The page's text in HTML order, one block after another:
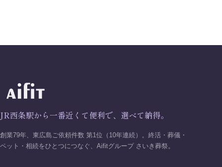
JR西条駅から一番近くて便利で、選べて納得。
創業79年、東広島ご依頼件数 第1位（10年連続）。終活・葬儀・
ペット・相続をひとつにつなぐ、Aifitグループ さいき葬祭。